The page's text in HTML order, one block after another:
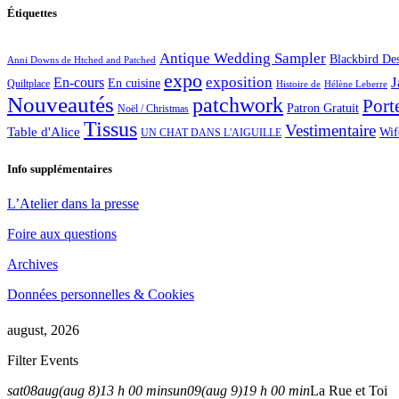
Étiquettes
Anni Downs de Htched and Patched Antique Wedding Sampler Blackbird
Quiltplace En-cours En cuisine expo exposition Histoire de Hélène Leberre
Nouveautés Noël / Christmas patchwork Patron Gratuit
Table d'Alice Tissus UN CHAT DANS L'AIGUILLE Vestimentaire
Info supplémentaires
L’Atelier dans la presse
Foire aux questions
Archives
Données personnelles & Cookies
august, 2026
Filter Events
sat08aug(aug 8)13 h 00 minsun09(aug 9)19 h 00 minLa Rue et Toi